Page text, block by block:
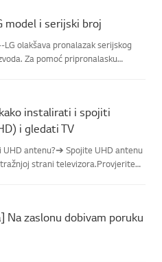
model i serijski broj
olakšava pronalazak serijskog
Za pomoć pripronalasku
instalirati i spojiti
i gledati TV
antenu?➔ Spojite UHD antenu
strani televizora.Provjerite
Na zaslonu dobivam poruku